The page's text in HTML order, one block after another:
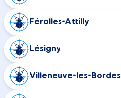
Férolles-Attilly
Lésigny
Villeneuve-les-Bordes